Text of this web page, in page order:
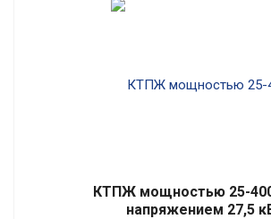
КТПЖ мощностью 25-
напряжением 27,5